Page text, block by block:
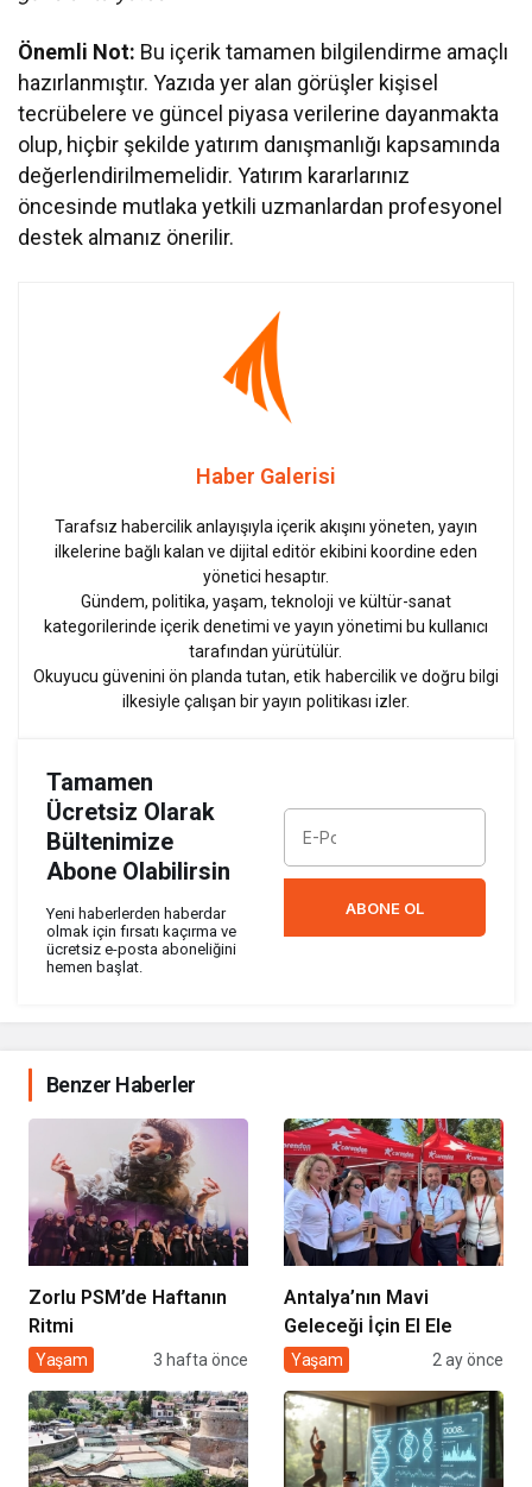
Önemli Not: Bu içerik tamamen bilgilendirme amaçlı
hazırlanmıştır. Yazıda yer alan görüşler kişisel
tecrübelere ve güncel piyasa verilerine dayanmakta
olup, hiçbir şekilde yatırım danışmanlığı kapsamında
değerlendirilmemelidir. Yatırım kararlarınız
öncesinde mutlaka yetkili uzmanlardan profesyonel
destek almanız önerilir.
Haber Galerisi
Tarafsız habercilik anlayışıyla içerik akışını yöneten, yayın
ilkelerine bağlı kalan ve dijital editör ekibini koordine eden
yönetici hesaptır.
Gündem, politika, yaşam, teknoloji ve kültür-sanat
kategorilerinde içerik denetimi ve yayın yönetimi bu kullanıcı
tarafından yürütülür.
Okuyucu güvenini ön planda tutan, etik habercilik ve doğru bilgi
ilkesiyle çalışan bir yayın politikası izler.
Tamamen
Ücretsiz Olarak
Bültenimize
Abone Olabilirsin
Yeni haberlerden haberdar
olmak için fırsatı kaçırma ve
ücretsiz e-posta aboneliğini
hemen başlat.
ABONE OL
Benzer Haberler
Zorlu PSM’de Haftanın
Ritmi
Yaşam 3 hafta önce
Antalya’nın Mavi
Geleceği İçin El Ele
Yaşam 2 ay önce